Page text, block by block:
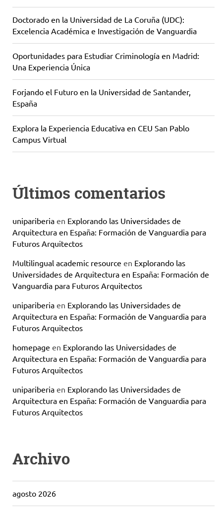
Doctorado en la Universidad de La Coruña (UDC):
Excelencia Académica e Investigación de Vanguardia
Oportunidades para Estudiar Criminología en Madrid:
Una Experiencia Única
Forjando el Futuro en la Universidad de Santander,
España
Explora la Experiencia Educativa en CEU San Pablo
Campus Virtual
Últimos comentarios
unipariberia en Explorando las Universidades de
Arquitectura en España: Formación de Vanguardia para
Futuros Arquitectos
Multilingual academic resource en Explorando las
Universidades de Arquitectura en España: Formación de
Vanguardia para Futuros Arquitectos
unipariberia en Explorando las Universidades de
Arquitectura en España: Formación de Vanguardia para
Futuros Arquitectos
homepage en Explorando las Universidades de
Arquitectura en España: Formación de Vanguardia para
Futuros Arquitectos
unipariberia en Explorando las Universidades de
Arquitectura en España: Formación de Vanguardia para
Futuros Arquitectos
Archivo
agosto 2026